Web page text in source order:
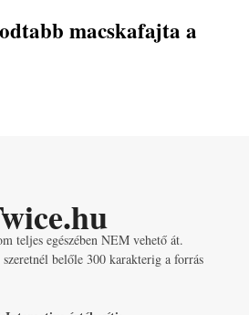
macskafajta a
teljes egészében NEM vehető át.
belőle 300 karakterig a forrás